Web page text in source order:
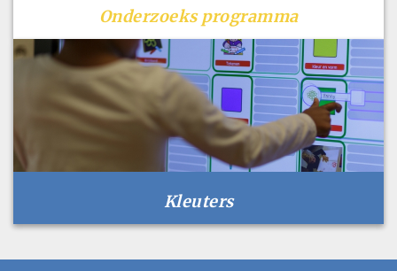
Onderzoeks programma
Kleuters